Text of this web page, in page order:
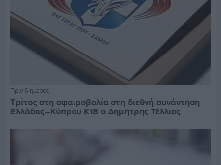
Πριν 6 ημέρες
Τρίτος στη σφαιροβολία στη διεθνή συνάντηση
Ελλάδας–Κύπρου Κ18 ο Δημήτρης Τέλλιος